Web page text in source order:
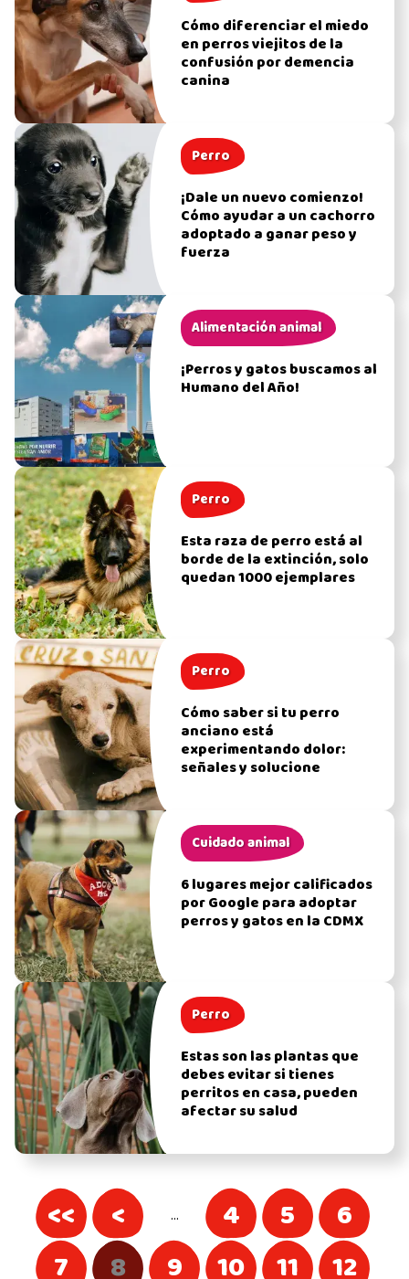
Cómo diferenciar el miedo
en perros viejitos de la
confusión por demencia
canina
Perro
¡Dale un nuevo comienzo!
Cómo ayudar a un cachorro
adoptado a ganar peso y
fuerza
Alimentación animal
¡Perros y gatos buscamos al
Humano del Año!
Perro
Esta raza de perro está al
borde de la extinción, solo
quedan 1000 ejemplares
Perro
Cómo saber si tu perro
anciano está
experimentando dolor:
señales y solucione
Cuidado animal
6 lugares mejor calificados
por Google para adoptar
perros y gatos en la CDMX
Perro
Estas son las plantas que
debes evitar si tienes
perritos en casa, pueden
afectar su salud
<< < … 4 5
6
7
8 9 10 11 12